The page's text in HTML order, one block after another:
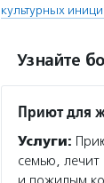
культурных
Узнайте
Приют для
Услуги:
семью, лечит